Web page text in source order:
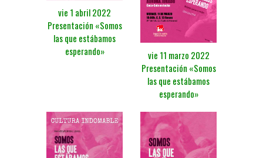
vie 1 abril 2022
Presentación «Somos
las que estábamos
esperando»
vie 11 marzo 2022
Presentación «Somos
las que estábamos
esperando»